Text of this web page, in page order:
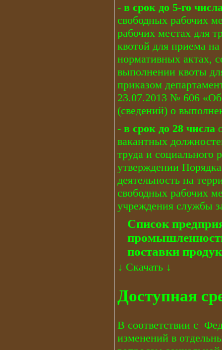
- в срок до 5-го
свободных рабочих
рабочих местах для
квотой для приема
нормативных актах,
выполнении квоты
приказом
23.07.2013 № 606
(сведений) о
- в срок до 28 числа
вакантных
труда и социального
утверждении
деятельность на
свободных рабочих
учреждения службы
Список
поставки
↓ Скачать ↓
Доступная
В соответствии с
изменений в